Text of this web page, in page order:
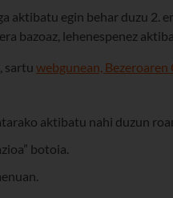
aktibatu egin behar duzu 2.
bazoaz, lehenespenez
sartu webgunean, Bezeroaren
aktibatu nahi duzun
botoia.